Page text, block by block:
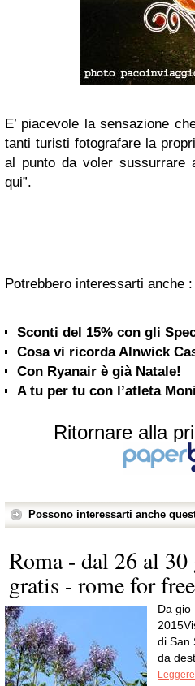
E’ piacevole la sensazione
tanti turisti fotografare la
al punto da voler sussurrare
qui”.
Potrebbero interessarti anche :
Sconti del 15% con gli
Cosa vi ricorda Alnwick
Con Ryanair è già Natale!
A tu per tu con l’atleta
Ritornare alla
Possono interessarti anche
Roma - dal 26 al
gratis - rome for free
Da gio
di San
da